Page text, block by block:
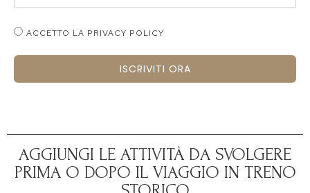
ACCETTO LA PRIVACY POLICY
ISCRIVITI ORA
AGGIUNGI LE ATTIVITÀ DA SVOLGERE
PRIMA O DOPO IL VIAGGIO IN TRENO